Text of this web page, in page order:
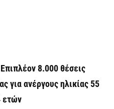
8.000 θέσεις
για ανέργους ηλικίας 55
ετών